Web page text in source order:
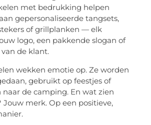
met bedrukking helpen
gepersonaliseerde tangsets,
of grillplanken — elk
logo, een pakkende slogan of
de klant.
wekken emotie op. Ze worden
gebruikt op feestjes of
de camping. En wat zien
Jouw merk. Op een positieve,